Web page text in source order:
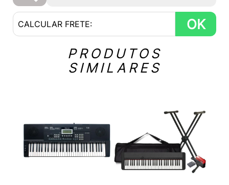
OK
PRODUTOS
SIMILARES